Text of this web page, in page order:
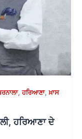
,ਹਰਿਆਣਾ,ਖ਼ਾਸ
ਹਰਿਆਣਾ ਦੇ